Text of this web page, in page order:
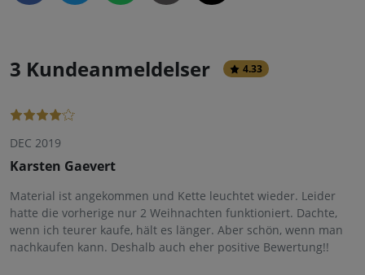
3 Kundeanmeldelser 4.33
DEC 2019
Karsten Gaevert
Material ist angekommen und Kette leuchtet wieder. Leider
hatte die vorherige nur 2 Weihnachten funktioniert. Dachte,
wenn ich teurer kaufe, hält es länger. Aber schön, wenn man
nachkaufen kann. Deshalb auch eher positive Bewertung!!